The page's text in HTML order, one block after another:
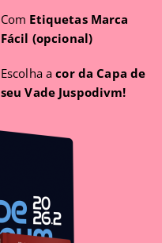
Com Etiquetas Marca
Fácil (opcional)
Escolha acor da Capa de
seu Vade Juspodivm!